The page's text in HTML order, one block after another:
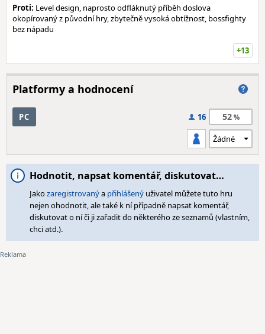
Proti: Level design, naprosto odfláknutý příběh doslova
okopírovaný z původní hry, zbytečně vysoká obtížnost, bossfighty
bez nápadu
+13
Platformy a hodnocení
PC 16 52
Hodnotit, napsat komentář, diskutovat…
Jakozaregistrovanýa přihlášený uživatel můžete tuto hru
nejen ohodnotit, ale také k ní případně napsat komentář,
diskutovat o ní či ji zařadit do některého ze seznamů (vlastním,
chci atd.).